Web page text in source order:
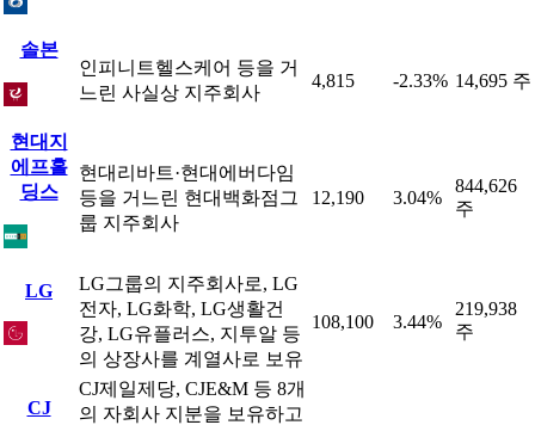
솔본
인피니트헬스케어 등을 거
느린 사실상 지주회사
4,815 -2.33% 14,695 주
현대지
에프홀
딩스
현대리바트·현대에버다임
등을 거느린 현대백화점그
룹 지주회사
12,190 3.04%
844,626
주
LG
LG그룹의 지주회사로, LG
전자, LG화학, LG생활건
강, LG유플러스, 지투알 등
의 상장사를 계열사로 보유
108,100 3.44%
219,938
주
CJ
CJ제일제당, CJE&M 등 8개
의 자회사 지분을 보유하고